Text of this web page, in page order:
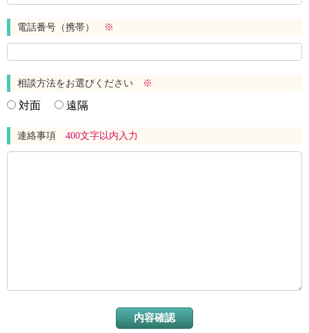
電話番号（携帯） ※
相談方法をお選びください ※
対面 遠隔
連絡事項 400文字以内入力